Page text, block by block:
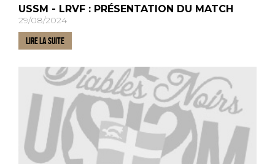
USSM - LRVF : PRÉSENTATION DU MATCH
29/08/2024
LIRE LA SUITE